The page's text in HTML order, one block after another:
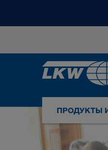
ПРОДУКТЫ